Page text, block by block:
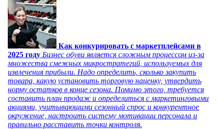
Как конкурировать с маркетплейсами в
2025 году Бизнес обуви является сложным процессом из-за
множества смежных микростратегий, используемых для
извлечения прибыли. Надо определить, сколько закупить
товара, какую установить торговую наценку, утвердить
норму остатков в конце сезона. Помимо этого, требуется
составить план продаж и определиться с маркетинговыми
акциями, учитывающими сезонный спрос и конкурентное
окружение, настроить систему мотивации персонала и
правильно расставить точки контроля.